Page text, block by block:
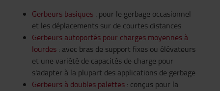
Gerbeurs basiques : pour le gerbage occasionnel
et les déplacements sur de courtes distances
Gerbeurs autoportés pour charges moyennes à
lourdes : avec bras de support fixes ou élévateurs
et une variété de capacités de charge pour
s'adapter à la plupart des applications de gerbage
Gerbeurs à doubles palettes : conçus pour la